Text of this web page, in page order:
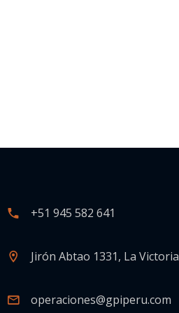
+51 945 582 641
Jirón Abtao 1331, La Victoria
operaciones@gpiperu.com